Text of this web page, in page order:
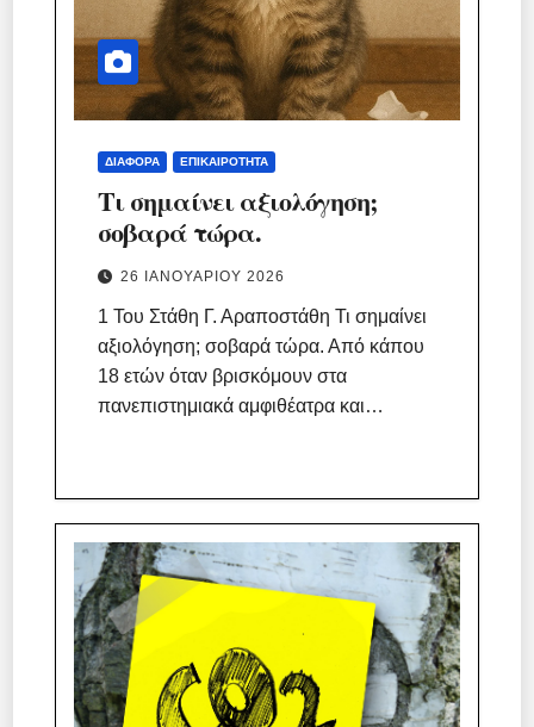
ΔΙΆΦΟΡΑ ΕΠΙΚΑΙΡΌΤΗΤΑ
Τι σημαίνει αξιολόγηση;
σοβαρά τώρα.
26 ΙΑΝΟΥΑΡΊΟΥ 2026
1 Του Στάθη Γ. Αραποστάθη Τι σημαίνει
αξιολόγηση; σοβαρά τώρα. Από κάπου
18 ετών όταν βρισκόμουν στα
πανεπιστημιακά αμφιθέατρα και…